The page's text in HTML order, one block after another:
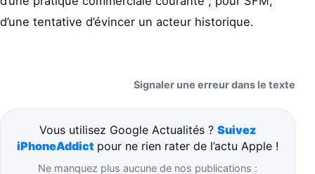
d’une tentative d’évincer un acteur historique.
Signaler une erreur dans le texte
Vous utilisez Google Actualités ? Suivez
iPhoneAddict pour ne rien rater de l’actu Apple !
Ne manquez plus aucune de nos publications :